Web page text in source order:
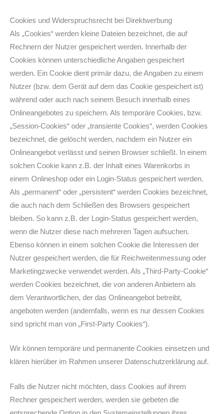
Cookies und Widerspruchsrecht bei Direktwerbung
Als „Cookies“ werden kleine Dateien bezeichnet, die auf
Rechnern der Nutzer gespeichert werden. Innerhalb der
Cookies können unterschiedliche Angaben gespeichert
werden. Ein Cookie dient primär dazu, die Angaben zu einem
Nutzer (bzw. dem Gerät auf dem das Cookie gespeichert ist)
während oder auch nach seinem Besuch innerhalb eines
Onlineangebotes zu speichern. Als temporäre Cookies, bzw.
„Session-Cookies“ oder „transiente Cookies“, werden Cookies
bezeichnet, die gelöscht werden, nachdem ein Nutzer ein
Onlineangebot verlässt und seinen Browser schließt. In einem
solchen Cookie kann z.B. der Inhalt eines Warenkorbs in
einem Onlineshop oder ein Login-Status gespeichert werden.
Als „permanent“ oder „persistent“ werden Cookies bezeichnet,
die auch nach dem Schließen des Browsers gespeichert
bleiben. So kann z.B. der Login-Status gespeichert werden,
wenn die Nutzer diese nach mehreren Tagen aufsuchen.
Ebenso können in einem solchen Cookie die Interessen der
Nutzer gespeichert werden, die für Reichweitenmessung oder
Marketingzwecke verwendet werden. Als „Third-Party-Cookie“
werden Cookies bezeichnet, die von anderen Anbietern als
dem Verantwortlichen, der das Onlineangebot betreibt,
angeboten werden (andernfalls, wenn es nur dessen Cookies
sind spricht man von „First-Party Cookies“).
Wir können temporäre und permanente Cookies einsetzen und
klären hierüber im Rahmen unserer Datenschutzerklärung auf.
Falls die Nutzer nicht möchten, dass Cookies auf ihrem
Rechner gespeichert werden, werden sie gebeten die